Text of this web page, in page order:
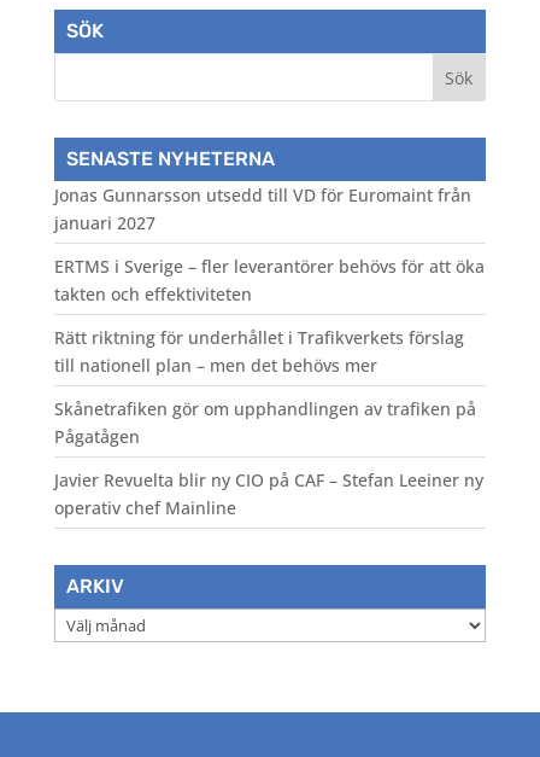
SÖK
SENASTE NYHETERNA
Jonas Gunnarsson utsedd till VD för Euromaint från
januari 2027
ERTMS i Sverige – fler leverantörer behövs för att öka
takten och effektiviteten
Rätt riktning för underhållet i Trafikverkets förslag
till nationell plan – men det behövs mer
Skånetrafiken gör om upphandlingen av trafiken på
Pågatågen
Javier Revuelta blir ny CIO på CAF – Stefan Leeiner ny
operativ chef Mainline
ARKIV
Arkiv